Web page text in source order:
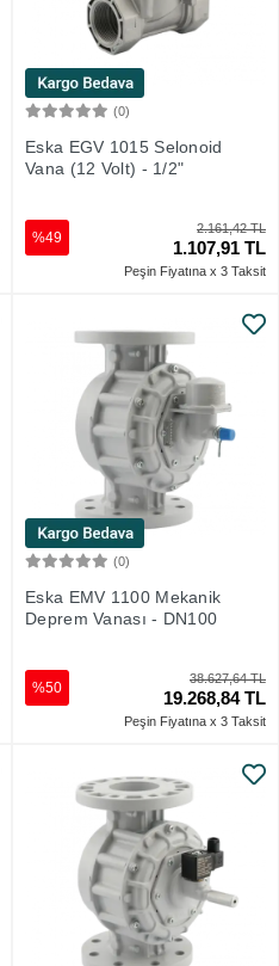
(0)
Eska EGV 1015 Selonoid
Vana (12 Volt) - 1/2"
2.161,42 TL
1.107,91 TL
%49
Peşin Fiyatına x 3 Taksit
(0)
Eska EMV 1100 Mekanik
Deprem Vanası - DN100
38.627,64 TL
19.268,84 TL
%50
Peşin Fiyatına x 3 Taksit